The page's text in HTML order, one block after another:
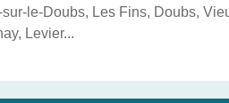
le-Doubs, Les Fins, Doubs,
Levier...